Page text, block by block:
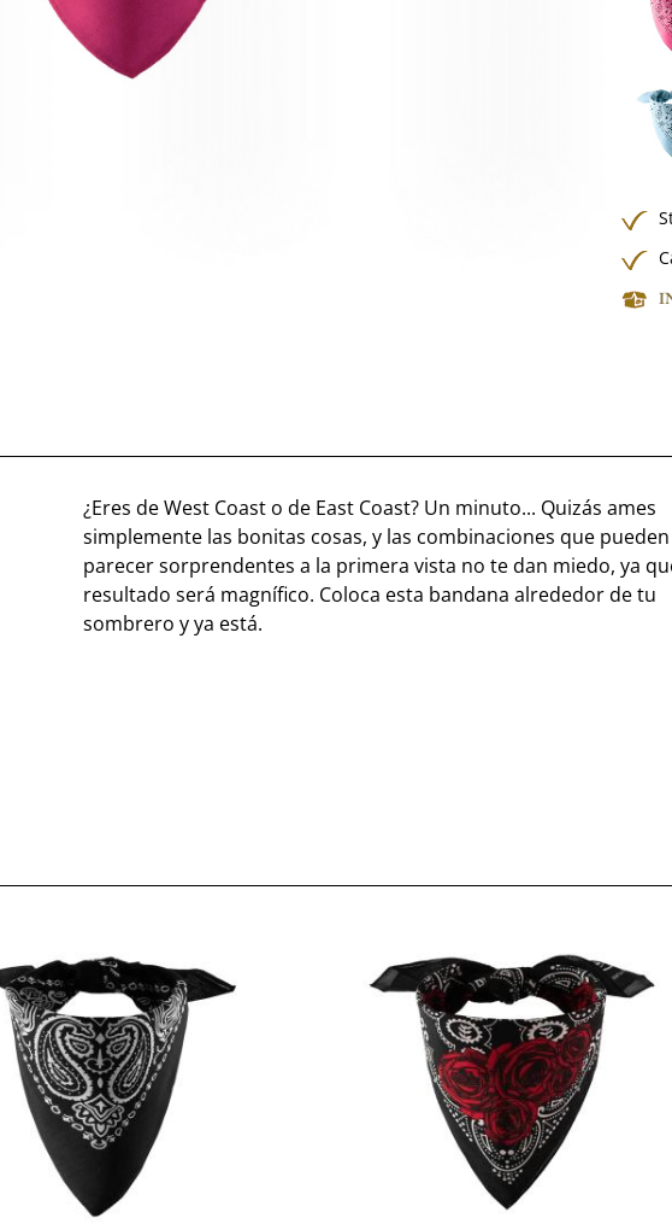
¿Eres de West Coast o de East Coast? Un minuto... Quizás ames
simplemente las bonitas cosas, y las combinaciones que pueden
parecer sorprendentes a la primera vista no te dan miedo, ya
resultado será magnífico. Coloca esta bandana alrededor de tu
sombrero y ya está.